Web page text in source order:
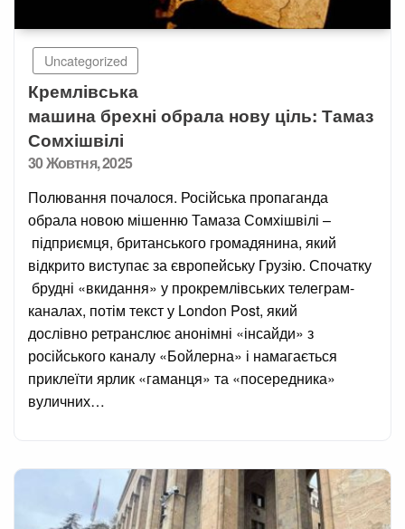
Uncategorized
Кремлівська
машина брехні обрала нову ціль: Тамаз
Сомхішвілі
Posted
30 Жовтня, 2025
Полювання почалося. Російська пропаганда
обрала новою мішенню Тамаза Сомхішвілі –
підприємця, британського громадянина, який
відкрито виступає за європейську Грузію. Спочатку
брудні «вкидання» у прокремлівських телеграм-
каналах, потім текст у London Post, який
дослівно ретранслює анонімні «інсайди» з
російського каналу «Бойлерна» і намагається
приклеїти ярлик «гаманця» та «посередника»
вуличних…